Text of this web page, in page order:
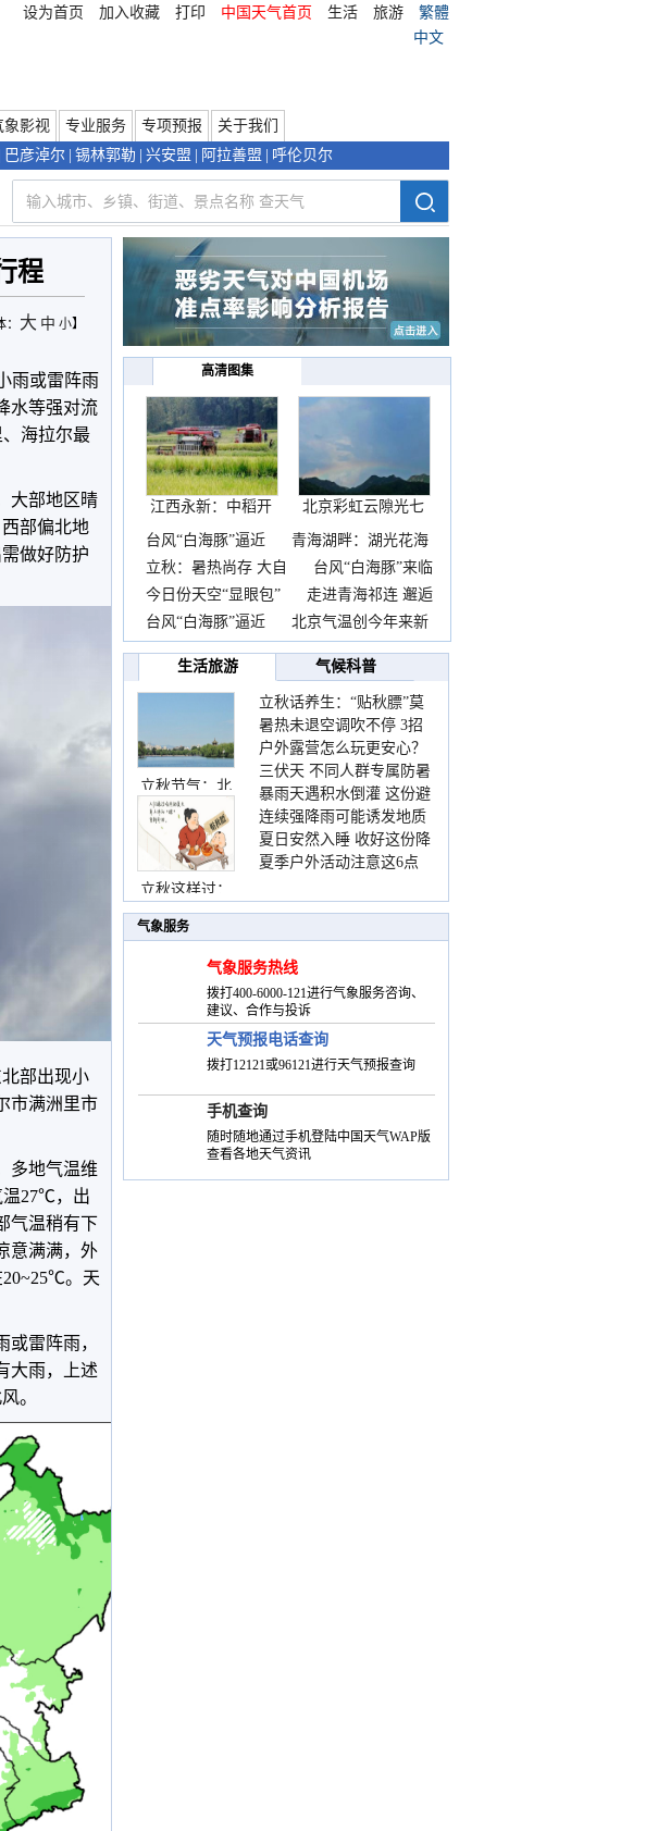
设为首页 加入收藏 打印 中国天气首页 生活 旅游
繁體
中文
象影视 专业服务 专项预报
关于我们
巴彦淖尔 锡林郭勒 兴安盟 阿拉善盟 呼伦贝尔
程
： 大 中 小】
雨或雷阵雨
水等强对流
海拉尔最
大部地区晴
部偏北地
做好防护
部出现小
市满洲里市
多地气温维
27℃，出
气温稍有下
意满满，外
20~25℃。天
雷阵雨，
大雨，上述
。
高清图集
江西永新：中稻开
镰抢
北京彩虹云隙光七
彩云
台风“白海豚”逼近
青海湖畔：湖光花海
长
立秋：暑热尚存 大自
台风“白海豚”来临
前
今日份天空“显眼包”
走进青海祁连 邂逅
一
台风“白海豚”逼近
北京气温创今年来新
高
生活旅游
气候科普
立秋节气：北
立秋这样过：
立秋话养生：“贴秋膘”莫
着急 先清暑再防燥
暑热未退空调吹不停 3招
护住肩颈不酸痛
户外露营怎么玩更安心？
这份攻略请收好
三伏天 不同人群专属防暑
要点请收好
暴雨天遇积水倒灌 这份避
险提示请收好
连续强降雨可能诱发地质
灾害 这些前兆要知道
夏日安然入睡 收好这份降
温小贴士
夏季户外活动注意这6点
气象服务
气象服务热线
拨打400-6000-121进行气象服务咨询、
建议、合作与投诉
天气预报电话查询
拨打12121或96121进行天气预报查询
手机查询
随时随地通过手机登陆中国天气WAP版
查看各地天气资讯